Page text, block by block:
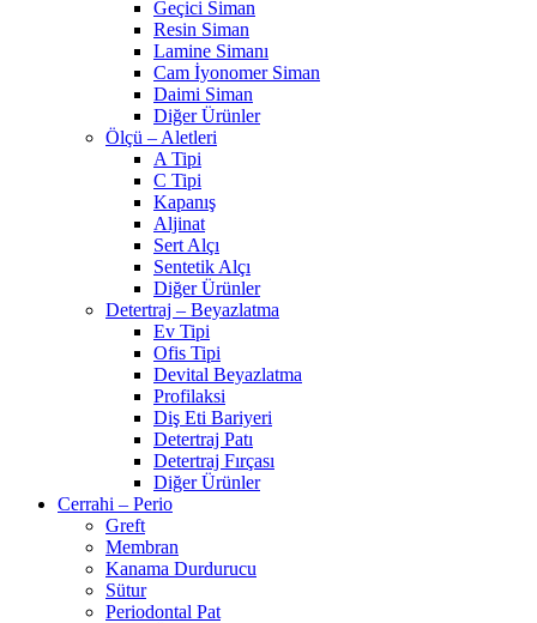
Geçici Siman
Resin Siman
Lamine Simanı
Cam İyonomer Siman
Daimi Siman
Diğer Ürünler
Ölçü – Aletleri
A Tipi
C Tipi
Kapanış
Aljinat
Sert Alçı
Sentetik Alçı
Diğer Ürünler
Detertraj – Beyazlatma
Ev Tipi
Ofis Tipi
Devital Beyazlatma
Profilaksi
Diş Eti Bariyeri
Detertraj Patı
Detertraj Fırçası
Diğer Ürünler
Cerrahi – Perio
Greft
Membran
Kanama Durdurucu
Sütur
Periodontal Pat